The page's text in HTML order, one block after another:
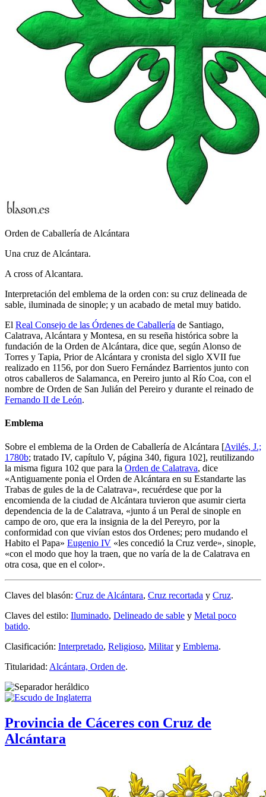
Orden de Caballería de Alcántara
Una cruz de Alcántara.
A cross of Alcantara.
Interpretación del emblema de la orden con: su cruz delineada de
sable, iluminada de sinople; y un acabado de metal muy batido.
El Real Consejo de las Órdenes de Caballería de Santiago,
Calatrava, Alcántara y Montesa, en su reseña histórica sobre la
fundación de la Orden de Alcántara, dice que, según Alonso de
Torres y Tapia, Prior de Alcántara y cronista del siglo XVII fue
realizado en 1156, por don Suero Fernández Barrientos junto con
otros caballeros de Salamanca, en Pereiro junto al Río Coa, con el
nombre de Orden de San Julián del Pereiro y durante el reinado de
Fernando II de León.
Emblema
Sobre el emblema de la Orden de Caballería de Alcántara [Avilés, J.;
1780b; tratado IV, capítulo V, página 340, figura 102], reutilizando
la misma figura 102 que para la Orden de Calatrava, dice
«Antiguamente ponia el Orden de Alcántara en su Estandarte las
Trabas de gules de la de Calatrava», recuérdese que por la
encomienda de la ciudad de Alcántara tuvieron que asumir cierta
dependencia de la de Calatrava, «junto á un Peral de sinople en
campo de oro, que era la insignia de la del Pereyro, por la
conformidad con que vivían estos dos Ordenes; pero mudando el
Habito el Papa» Eugenio IV «les concedió la Cruz verde», sinople,
«con el modo que hoy la traen, que no varía de la de Calatrava en
otra cosa, que en el color».
Claves del blasón: Cruz de Alcántara, Cruz recortada y Cruz.
Claves del estilo: Iluminado, Delineado de sable y Metal poco
batido.
Clasificación: Interpretado, Religioso, Military Emblema.
Titularidad: Alcántara, Orden de.
Provincia de Cáceres con Cruz de
Alcántara